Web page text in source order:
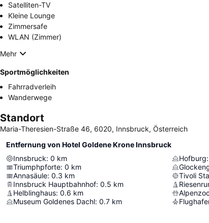
Satelliten-TV
Kleine Lounge
Zimmersafe
WLAN (Zimmer)
Mehr
Sportmöglichkeiten
Fahrradverleih
Wanderwege
Standort
Maria-Theresien-Straße 46, 6020, Innsbruck, Österreich
Entfernung von Hotel Goldene Krone Innsbruck
Innsbruck: 0 km
Triumphpforte: 0 km
Annasäule: 0.3 km
Innsbruck Hauptbahnhof: 0.5 km
Helblinghaus: 0.6 km
Museum Goldenes Dachl: 0.7 km
Hofburg:
Tivoli